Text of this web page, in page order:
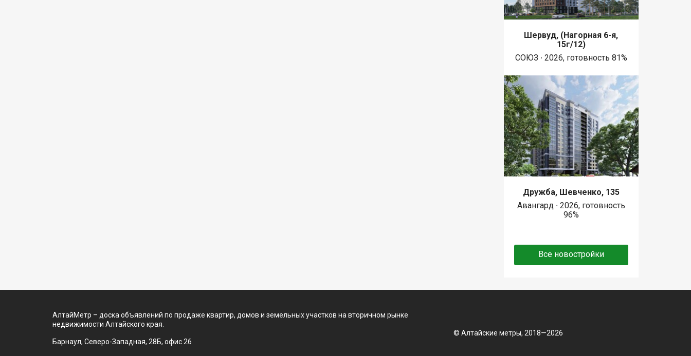
Шервуд, (Нагорная 6-я,
15г/12)
СОЮЗ ∙ 2026, готовность 81%
Дружба, Шевченко, 135
Авангард ∙ 2026, готовность
96%
Все новостройки
АлтайМетр – доска объявлений по продаже квартир, домов и земельных участков на вторичном рынке
недвижимости Алтайского края.
Барнаул, Северо-Западная, 28Б, офис 26
© Алтайские метры, 2018—2026